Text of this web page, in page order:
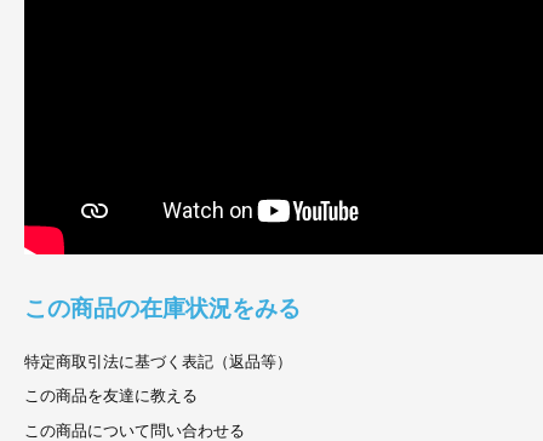
この商品の在庫状況をみる
特定商取引法に基づく表記（返品等）
この商品を友達に教える
この商品について問い合わせる